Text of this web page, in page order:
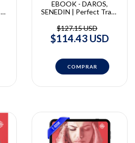
EBOOK - DAROS,
SENEDIN | Perfect Trans
Melissa Senedin
$127.15 USD
$114.43 USD